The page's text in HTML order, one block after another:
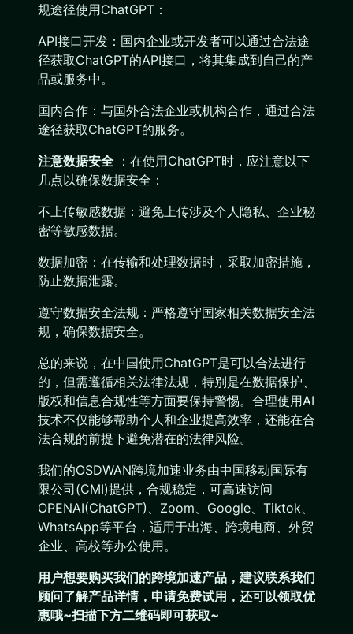
规途径使用ChatGPT：
API接口开发：国内企业或开发者可以通过合法途
径获取ChatGPT的API接口，将其集成到自己的产
品或服务中。
国内合作：与国外合法企业或机构合作，通过合法
途径获取ChatGPT的服务。
注意数据安全 ：在使用ChatGPT时，应注意以下
几点以确保数据安全：
不上传敏感数据：避免上传涉及个人隐私、企业秘
密等敏感数据。
数据加密：在传输和处理数据时，采取加密措施，
防止数据泄露。
遵守数据安全法规：严格遵守国家相关数据安全法
规，确保数据安全。
总的来说，在中国使用ChatGPT是可以合法进行
的，但需遵循相关法律法规，特别是在数据保护、
版权和信息合规性等方面要保持警惕。合理使用AI
技术不仅能够帮助个人和企业提高效率，还能在合
法合规的前提下避免潜在的法律风险。
我们的OSDWAN跨境加速业务由中国移动国际有
限公司(CMI)提供，合规稳定，可高速访问
OPENAI(ChatGPT)、Zoom、Google、Tiktok、
WhatsApp等平台，适用于出海、跨境电商、外贸
企业、高校等办公使用。
用户想要购买我们的跨境加速产品 ，建议联系我们
顾问了解产品详情，申请免费试用，还可以领取优
惠哦~扫描下方二维码即可获取~